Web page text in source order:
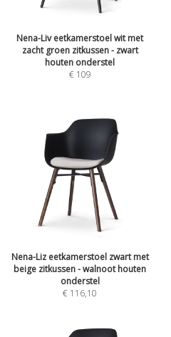
Nena-Liv eetkamerstoel wit met
zacht groen zitkussen - zwart
houten onderstel
€ 109
Nena-Liz eetkamerstoel zwart met
beige zitkussen - walnoot houten
onderstel
€ 116,10